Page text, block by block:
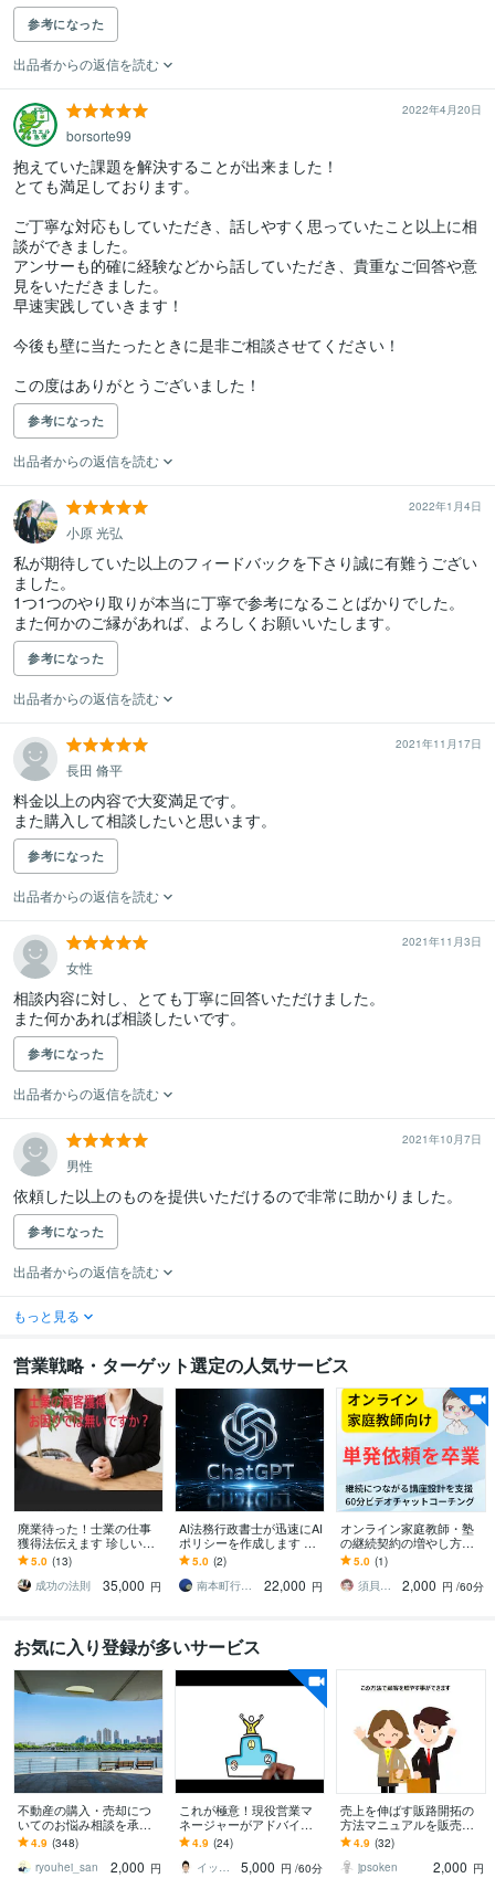
参考になった
出品者からの返信を読む
2022年4月20日
borsorte99
抱えていた課題を解決することが出来ました！
とても満足しております。
ご丁寧な対応もしていただき、話しやすく思っていたこと以上に相
談ができました。
アンサーも的確に経験などから話していただき、貴重なご回答や意
見をいただきました。
早速実践していきます！
今後も壁に当たったときに是非ご相談させてください！
この度はありがとうございました！
参考になった
出品者からの返信を読む
2022年1月4日
小原 光弘
私が期待していた以上のフィードバックを下さり誠に有難うござい
ました。
1つ1つのやり取りが本当に丁寧で参考になることばかりでした。
また何かのご縁があれば、よろしくお願いいたします。
参考になった
出品者からの返信を読む
2021年11月17日
長田 脩平
料金以上の内容で大変満足です。
また購入して相談したいと思います。
参考になった
出品者からの返信を読む
2021年11月3日
女性
相談内容に対し、とても丁寧に回答いただけました。
また何かあれば相談したいです。
参考になった
出品者からの返信を読む
2021年10月7日
男性
依頼した以上のものを提供いただけるので非常に助かりました。
参考になった
出品者からの返信を読む
もっと見る
営業戦略・ターゲット選定の人気サービス
廃業待った！士業の仕事
獲得法伝えます 珍しい士
業営業が強みを生かす取
り方教えます！すぐ対応
します
5.0 (13)
成功の法則
35,000 円
AI法務行政書士が迅速にAI
ポリシーを作成します AI
活用企業の民事的証明、
優良企業としてのAIポリ
シー作成
5.0 (2)
南本町行政書士事務所
22,000 円
オンライン家庭教師・塾
の継続契約の増やし方教
えます オンライン講師の
方向け「単発で終わらせ
ない」全体設計と戦略
5.0 (1)
須貝先生
2,000 円 /60分
お気に入り登録が多いサービス
不動産の購入・売却につ
いてのお悩み相談を承り
ます 実は、不動産業者の
言いなりになるのって正
直怖いです....
4.9 (348)
ryouhei_san
2,000 円
これが極意！現役営業マ
ネージャーがアドバイス
します 営業のやり方・営
業戦略の立案・マーケテ
ィングでお悩みの方へ
4.9 (24)
イッシー営業、マーケティングマネージャー
5,000 円 /60分
売上を伸ばす販路開拓の
方法マニュアルを販売し
ます 販路開拓に不可欠で
役に立つ効果的な方法を
知る事ができます
4.9 (32)
jpsoken
2,000 円